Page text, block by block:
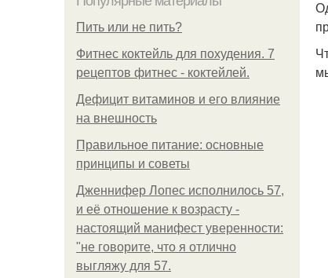
Пить или не пить?
Фитнес коктейль для похудения. 7
рецептов фитнес - коктейлей.
Дефицит витаминов и его влияние
на внешность
Правильное питание: основные
принципы и советы
Дженнифер Лопес исполнилось 57,
и её отношение к возрасту -
настоящий манифест уверенности:
"не говорите, что я отлично
выгляжу для 57.